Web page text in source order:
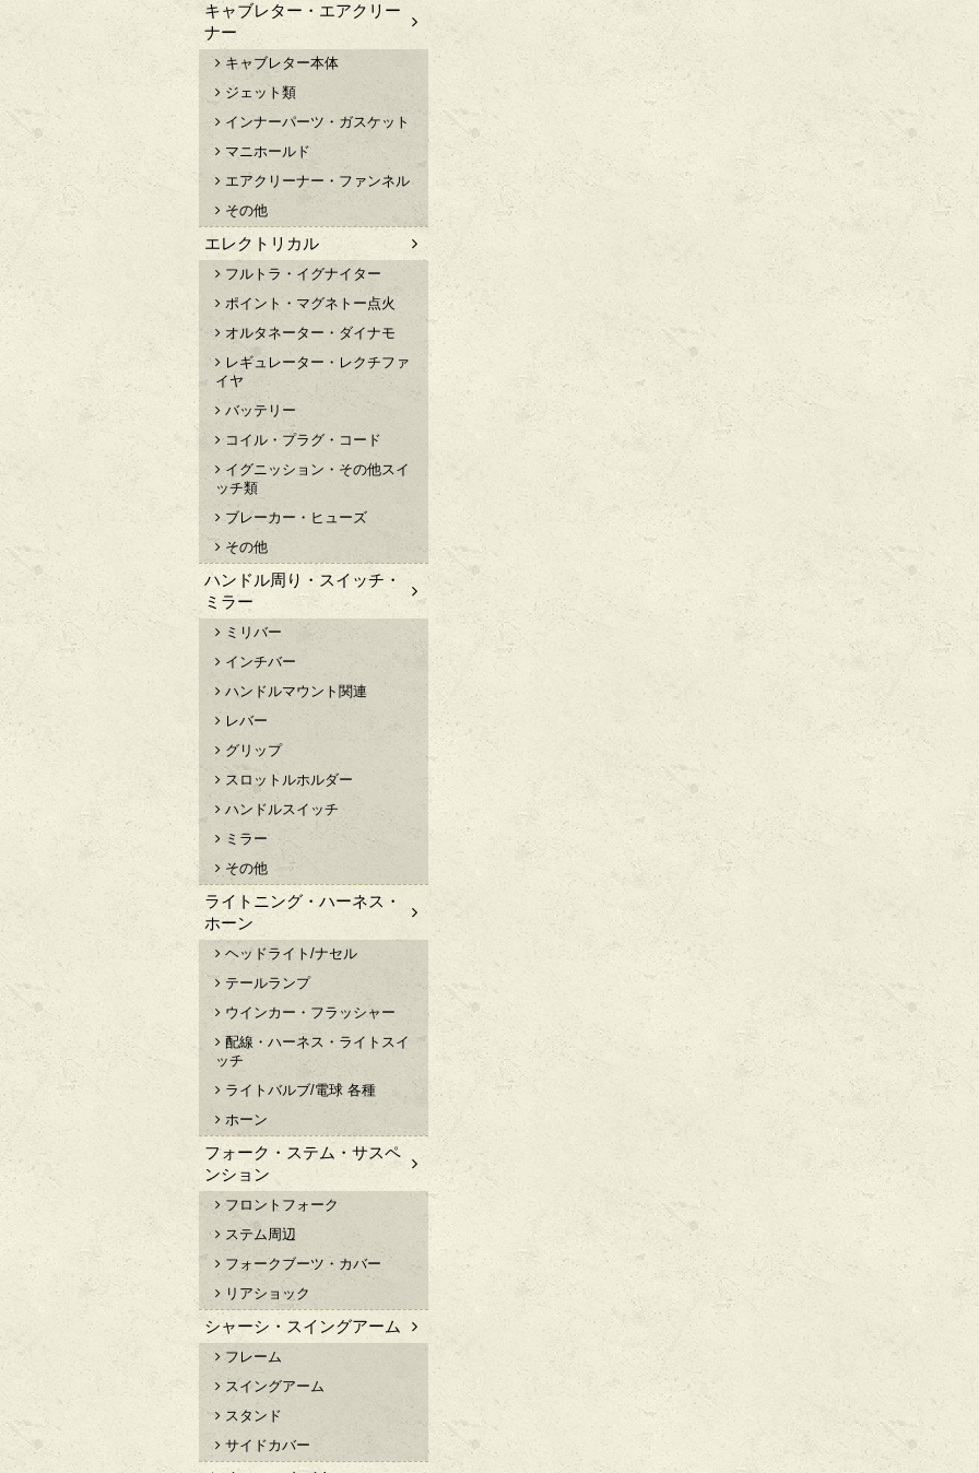
キャブレター・エアクリー
ナー
キャブレター本体
ジェット類
インナーパーツ・ガスケット
マニホールド
エアクリーナー・ファンネル
その他
エレクトリカル
フルトラ・イグナイター
ポイント・マグネトー点火
オルタネーター・ダイナモ
レギュレーター・レクチファ
イヤ
バッテリー
コイル・プラグ・コード
イグニッション・その他スイ
ッチ類
ブレーカー・ヒューズ
その他
ハンドル周り・スイッチ・
ミラー
ミリバー
インチバー
ハンドルマウント関連
レバー
グリップ
スロットルホルダー
ハンドルスイッチ
ミラー
その他
ライトニング・ハーネス・
ホーン
ヘッドライト/ナセル
テールランプ
ウインカー・フラッシャー
配線・ハーネス・ライトスイ
ッチ
ライトバルブ/電球 各種
ホーン
フォーク・ステム・サスペ
ンション
フロントフォーク
ステム周辺
フォークブーツ・カバー
リアショック
シャーシ・スイングアーム
フレーム
スイングアーム
スタンド
サイドカバー